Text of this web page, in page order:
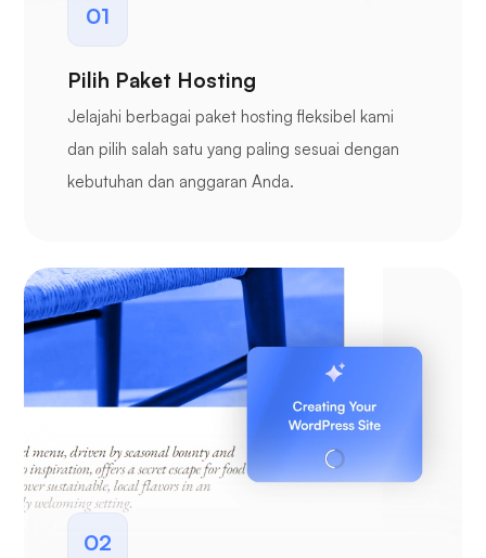
01
Pilih Paket Hosting
Jelajahi berbagai paket hosting fleksibel kami
dan pilih salah satu yang paling sesuai dengan
kebutuhan dan anggaran Anda.
02